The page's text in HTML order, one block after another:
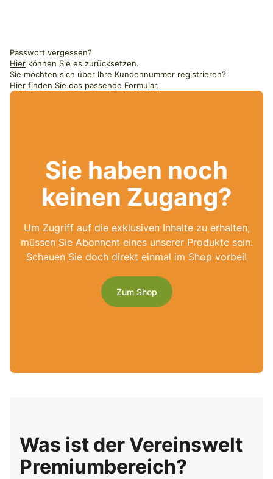
Passwort vergessen?
Hier können Sie es zurücksetzen.
Sie möchten sich über Ihre Kundennummer registrieren?
Hier finden Sie das passende Formular.
Sie haben noch
keinen Zugang?
Um Zugriff auf die exklusiven Inhalte zu erhalten,
müssen Sie Abonnent eines unserer Produkte sein.
Schauen Sie doch direkt einmal im Shop vorbei!
Zum Shop
Was ist der Vereinswelt
Premiumbereich?